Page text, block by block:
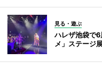
見る・遊ぶ
ハレザ池袋で
メ」ステージ